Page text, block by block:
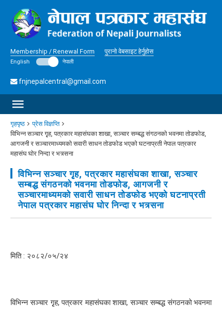
Membership / Renewal Form पुरानो वेबसाइट हेर्नुहोस
English नेपाली
fnjnepalcentral@gmail.com
गृहपृष्ठ
प्रेस विज्ञप्ति
विभिन्न सञ्चार गृृह, पत्रकार महासंघका शाखा, सञ्चार सम्बद्ध संगठनको भवनमा तोडफोड,
आगजनी र सञ्चारमाध्यमको सवारी साधन तोडफोड भएको घटनाप्रती नेपाल पत्रकार
महासंघ घोर निन्दा र भत्र्सना
विभिन्न सञ्चार गृृह, पत्रकार महासंघका शाखा, सञ्चार
सम्बद्ध संगठनको भवनमा तोडफोड, आगजनी र
सञ्चारमाध्यमको सवारी साधन तोडफोड भएको घटनाप्रती
नेपाल पत्रकार महासंघ घोर निन्दा र भत्र्सना
मिति : २०८२/०५/२४
विभिन्न सञ्चार गृृह, पत्रकार महासंघका शाखा, सञ्चार सम्बद्ध संगठनको भवनमा